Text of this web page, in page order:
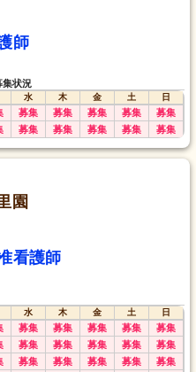
師
集状況
水 木 金 土
日
募集 募集 募集 募集 募集
募集 募集 募集 募集 募集
園
看護師
水 木 金 土
日
募集 募集 募集 募集 募集
募集 募集 募集 募集 募集
募集 募集 募集 募集 募集